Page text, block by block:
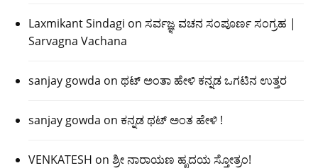
Laxmikant Sindagi on ಸರ್ವಜ್ಞ ವಚನ ಸಂಪೂರ್ಣ ಸಂಗ್ರಹ |
Sarvagna Vachana
sanjay gowda on ಥಟ್ ಅಂತಾ ಹೇಳಿ ಕನ್ನಡ ಒಗಟಿನ ಉತ್ತರ
sanjay gowda on ಕನ್ನಡ ಥಟ್ ಅಂತ ಹೇಳಿ !
VENKATESH on ಶ್ರೀ ನಾರಾಯಣ ಹೃದಯ ಸ್ತೋತ್ರಂ!